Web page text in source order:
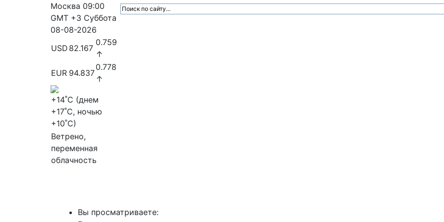
Москва 09:00
GMT +3 Суббота
08-08-2026
USD 82.167
0.759
↑
EUR 94.837
0.778
↑
+14˚C (днем
+17˚C, ночью
+10˚C)
Ветрено,
переменная
облачность
Вы просматриваете: